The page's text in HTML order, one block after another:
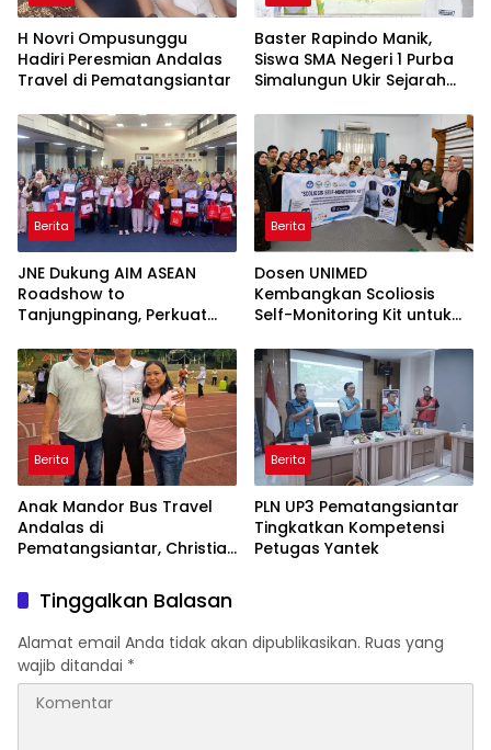
H Novri Ompusunggu
Hadiri Peresmian Andalas
Travel di Pematangsiantar
Baster Rapindo Manik,
Siswa SMA Negeri 1 Purba
Simalungun Ukir Sejarah
Berita
JNE Dukung AIM ASEAN
Roadshow to
Tanjungpinang, Perkuat
Pemanfaatan Teknologi AI
Berita
Dosen UNIMED
Kembangkan Scoliosis
Self-Monitoring Kit untuk
Mandiri Pasien Scoliosis
Berita
Anak Mandor Bus Travel
Andalas di
Pematangsiantar, Christian
AD 2026
Berita
PLN UP3 Pematangsiantar
Tingkatkan Kompetensi
Petugas Yantek
Tinggalkan Balasan
Alamat email Anda tidak akan dipublikasikan. Ruas yang
wajib ditandai *